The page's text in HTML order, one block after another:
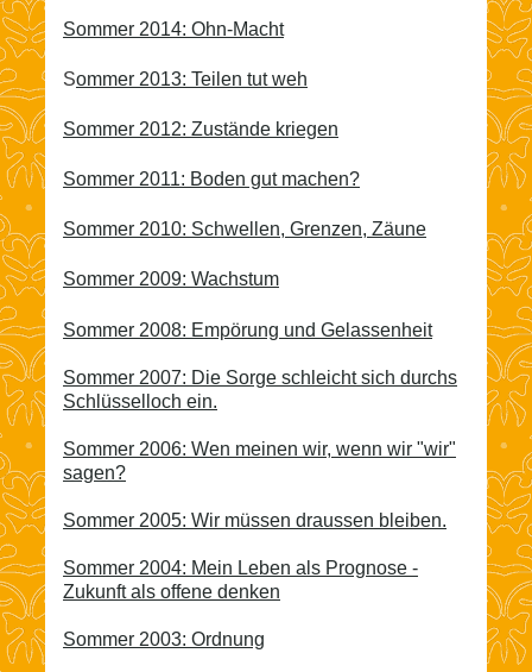
Sommer 2014: Ohn-Macht
Sommer 2013: Teilen tut weh
Sommer 2012: Zustände kriegen
Sommer 2011: Boden gut machen?
Sommer 2010: Schwellen, Grenzen, Zäune
Sommer 2009: Wachstum
Sommer 2008: Empörung und Gelassenheit
Sommer 2007: Die Sorge schleicht sich durchs
Schlüsselloch ein.
Sommer 2006: Wen meinen wir, wenn wir "wir"
sagen?
Sommer 2005: Wir müssen draussen bleiben.
Sommer 2004: Mein Leben als Prognose -
Zukunft als offene denken
Sommer 2003: Ordnung